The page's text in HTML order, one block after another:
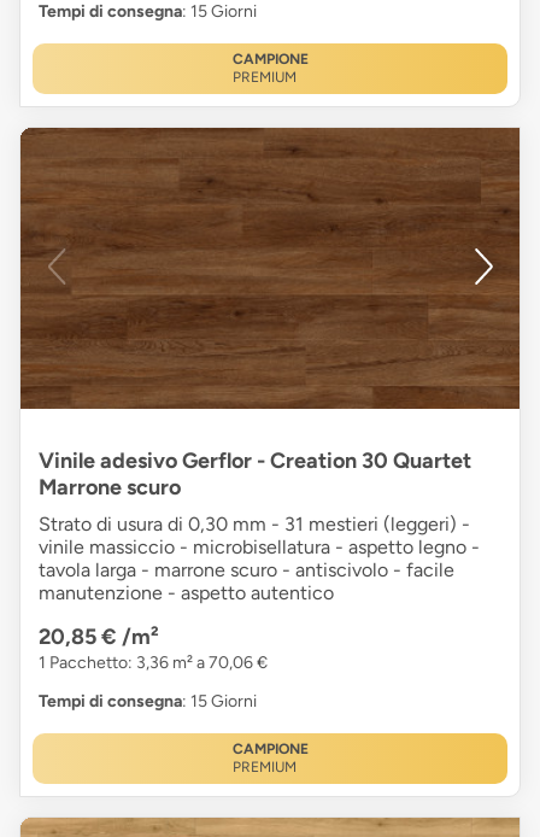
Tempi di consegna: 15 Giorni
CAMPIONE
PREMIUM
Vinile adesivo Gerflor - Creation 30 Quartet
Marrone scuro
Strato di usura di 0,30 mm - 31 mestieri (leggeri) -
vinile massiccio - microbisellatura - aspetto legno -
tavola larga - marrone scuro - antiscivolo - facile
manutenzione - aspetto autentico
20,85 € /m²
1 Pacchetto: 3,36 m² a 70,06 €
Tempi di consegna: 15 Giorni
CAMPIONE
PREMIUM